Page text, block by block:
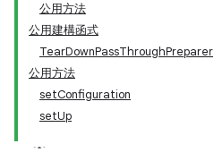
公用方法
公用建構函式
TearDownPassThroughPreparer
公用方法
setConfiguration
setUp